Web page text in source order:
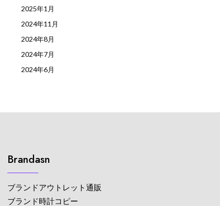
2025年1月
2024年11月
2024年8月
2024年7月
2024年6月
Brandasn
ブランドアウトレット通販
ブランド時計コピー